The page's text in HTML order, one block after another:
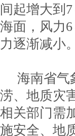
间起增大到
海面，风力
力逐渐减小。
海南省气
涝、地质灾
相关部门需
施安全、地